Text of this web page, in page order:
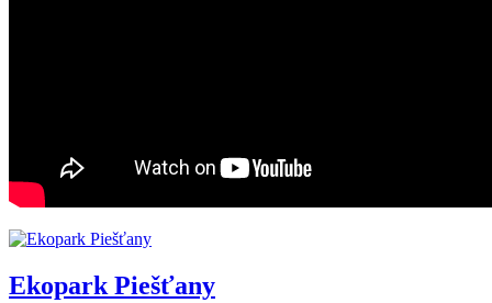
Ekopark Piešťany